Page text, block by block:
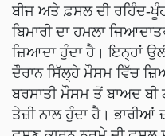
ਬੀਜ ਅਤੇ ਫ਼ਸਲ ਦੀ ਰਹਿੰਦ-
ਬਿਮਾਰੀ ਦਾ ਹਮਲਾ
ਜ਼ਿਆਦਾ ਹੁੰਦਾ ਹੈ। ਇਨ੍ਹਾਂ
ਦੌਰਾਨ ਸਿੱਲ੍ਹੇ ਮੌਸਮ ਵਿੱਚ
ਬਰਸਾਤੀ ਮੌਸਮ ਤੋਂ ਬਾਅਦ ਬੀ
ਤੇਜ਼ੀ ਨਾਲ ਹੁੰਦਾ ਹੈ।